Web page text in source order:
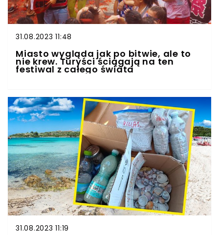
31.08.2023 11:48
Miasto wygląda jak po bitwie, ale to
nie krew. Turyści ściągają na ten
festiwal z całego świata
31.08.2023 11:19